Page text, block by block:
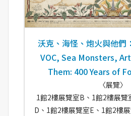
沃克、海怪、炮火與他們
VOC, Sea Monsters,
Them: 400 Years of
〈展覽〉
1館2樓展覽室B、1館2樓展覽
D、1館2樓展覽室E、1館2樓